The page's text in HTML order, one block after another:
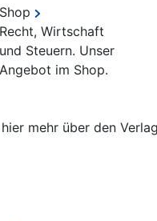
Shop
Recht, Wirtschaft
und Steuern. Unser
Angebot im Shop.
mehr über den Verlag